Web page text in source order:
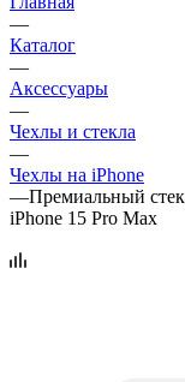
—
Каталог
—
Аксессуары
—
Чехлы и стекла
—
Чехлы на iPhone
—Премиальный
iPhone 15 Pro Max